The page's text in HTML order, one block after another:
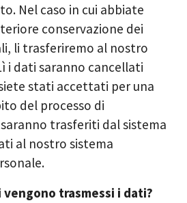
Nel caso in cui abbiate
conservazione dei
li trasferiremo al nostro
i dati saranno cancellati
stati accettati per una
del processo di
trasferiti dal sistema
al nostro sistema
trasmessi i dati?